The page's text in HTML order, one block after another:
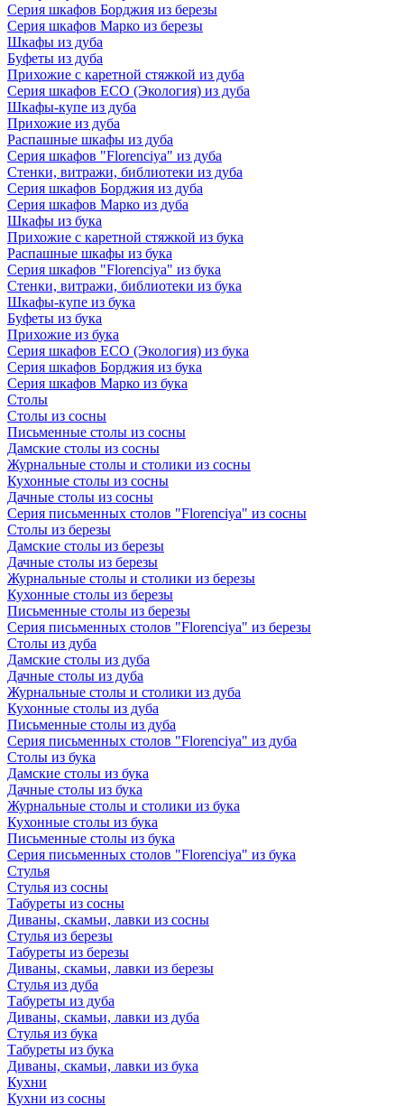
Серия шкафов Борджия из березы
Серия шкафов Марко из березы
Шкафы из дуба
Буфеты из дуба
Прихожие с каретной стяжкой из дуба
Серия шкафов ECO (Экология) из дуба
Шкафы-купе из дуба
Прихожие из дуба
Распашные шкафы из дуба
Серия шкафов "Florenciya" из дуба
Стенки, витражи, библиотеки из дуба
Серия шкафов Борджия из дуба
Серия шкафов Марко из дуба
Шкафы из бука
Прихожие с каретной стяжкой из бука
Распашные шкафы из бука
Серия шкафов "Florenciya" из бука
Стенки, витражи, библиотеки из бука
Шкафы-купе из бука
Буфеты из бука
Прихожие из бука
Серия шкафов ECO (Экология) из бука
Серия шкафов Борджия из бука
Серия шкафов Марко из бука
Столы
Столы из сосны
Письменные столы из сосны
Дамские столы из сосны
Журнальные столы и столики из сосны
Кухонные столы из сосны
Дачные столы из сосны
Серия письменных столов "Florenciya" из сосны
Столы из березы
Дамские столы из березы
Дачные столы из березы
Журнальные столы и столики из березы
Кухонные столы из березы
Письменные столы из березы
Серия письменных столов "Florenciya" из березы
Столы из дуба
Дамские столы из дуба
Дачные столы из дуба
Журнальные столы и столики из дуба
Кухонные столы из дуба
Письменные столы из дуба
Серия письменных столов "Florenciya" из дуба
Столы из бука
Дамские столы из бука
Дачные столы из бука
Журнальные столы и столики из бука
Кухонные столы из бука
Письменные столы из бука
Серия письменных столов "Florenciya" из бука
Стулья
Стулья из сосны
Табуреты из сосны
Диваны, скамьи, лавки из сосны
Стулья из березы
Табуреты из березы
Диваны, скамьи, лавки из березы
Стулья из дуба
Табуреты из дуба
Диваны, скамьи, лавки из дуба
Стулья из бука
Табуреты из бука
Диваны, скамьи, лавки из бука
Кухни
Кухни из сосны